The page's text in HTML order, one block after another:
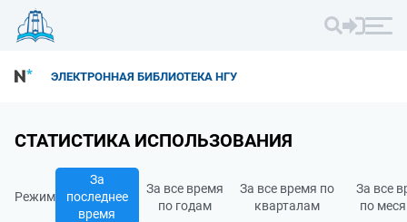
ЭЛЕКТРОННАЯ БИБЛИОТЕКА НГУ
СТАТИСТИКА ИСПОЛЬЗОВАНИЯ
Режим
За
последнее
время
За все время
по годам
За все время по
кварталам
За все
по